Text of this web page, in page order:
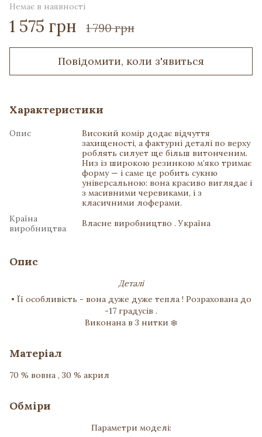
Немає в наявності
1 575 грн 1 790 грн
Повідомити, коли з'явиться
Характеристики
Опис
Високий комір додає відчуття
захищеності, а фактурні деталі по верху
роблять силует ще більш витонченим.
Низ із широкою резинкою м’яко тримає
форму — і саме це робить сукню
універсальною: вона красиво виглядає і
з масивними черевиками, і з
класичними лоферами.
Країна
виробництва
Власне виробництво . Україна
Опис
Деталі
• Її особливість - вона дуже дуже тепла ! Розрахована до
-17 градусів .
Виконана в 3 нитки ❄️
Матеріал
70 % вовна , 30 % акрил
Обміри
Параметри моделі: